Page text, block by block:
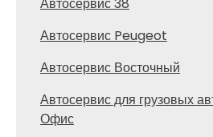
Автосервис Peugeot
Автосервис Восточный
Автосервис для грузовых
Офис